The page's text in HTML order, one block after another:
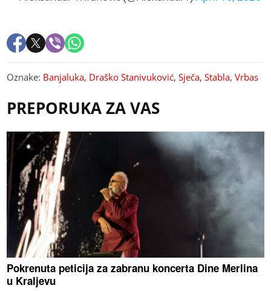
Oznake: Banjaluka, Draško Stanivuković,Sječa,Stabla,Vrbas
PREPORUKA ZA VAS
Pokrenuta peticija za zabranu koncerta Dine Merlina
u Kraljevu